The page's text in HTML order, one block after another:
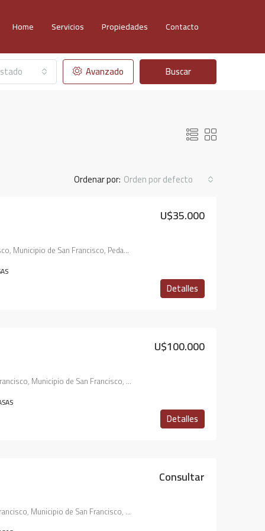
Home Servicios Propiedades Contacto
Avanzado Buscar
Ordenar por: Orden por defecto
U$35.000
2215, Castelli, Roca, San Francisco, Municipio de San Francisco, Pedanía Juárez Celman, Departamento San Justo, Córdoba, X2400, Argentina
Detalles
U$100.000
2633, M. Gutierrez, Roca, San Francisco, Municipio de San Francisco, Pedanía Juárez Celman, Departamento San Justo, Córdoba, X2400, Argentina
Detalles
Consultar
700, Ramón y Cajal, Roca, San Francisco, Municipio de San Francisco, Pedanía Juárez Celman, Departamento San Justo, Córdoba, X2400, Argentina